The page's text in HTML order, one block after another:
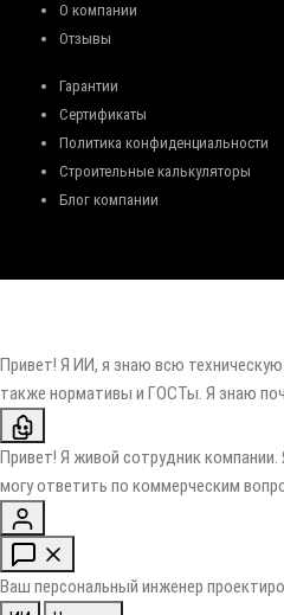
О компании
Отзывы
Гарантии
Сертификаты
Политика конфиденциальности
Строительные калькуляторы
Блог компании
Привет! Я ИИ, я знаю всю техническую
также нормативы и ГОСТы. Я знаю
Привет! Я живой сотрудник
могу ответить по коммерческим
Ваш персональный инженер